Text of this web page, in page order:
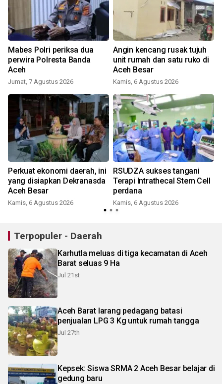
Mabes Polri periksa dua
perwira Polresta Banda
Aceh
Jumat, 7 Agustus 2026
Angin kencang rusak tujuh
unit rumah dan satu ruko di
Aceh Besar
Kamis, 6 Agustus 2026
Perkuat ekonomi daerah, ini
yang disiapkan Dekranasda
Aceh Besar
Kamis, 6 Agustus 2026
RSUDZA sukses tangani
Terapi Intrathecal Stem Cell
perdana
Kamis, 6 Agustus 2026
Terpopuler - Daerah
Karhutla meluas di tiga kecamatan di Aceh
Barat seluas 9 Ha
Jul 21st
Aceh Barat larang pedagang batasi
penjualan LPG 3 Kg untuk rumah tangga
Jul 27th
Kepsek: Siswa SRMA 2 Aceh Besar belajar di
gedung baru